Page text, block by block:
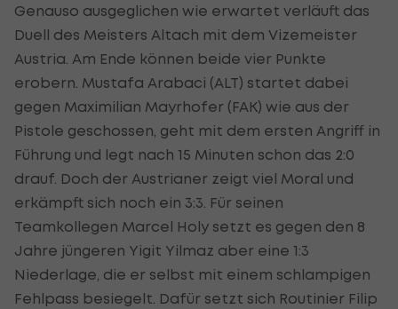
Genauso ausgeglichen wie erwartet verläuft das
Duell des Meisters Altach mit dem Vizemeister
Austria. Am Ende können beide vier Punkte
erobern. Mustafa Arabaci (ALT) startet dabei
gegen Maximilian Mayrhofer (FAK) wie aus der
Pistole geschossen, geht mit dem ersten Angriff in
Führung und legt nach 15 Minuten schon das 2:0
drauf. Doch der Austrianer zeigt viel Moral und
erkämpft sich noch ein 3:3. Für seinen
Teamkollegen Marcel Holy setzt es gegen den 8
Jahre jüngeren Yigit Yilmaz aber eine 1:3
Niederlage, die er selbst mit einem schlampigen
Fehlpass besiegelt. Dafür setzt sich Routinier Filip